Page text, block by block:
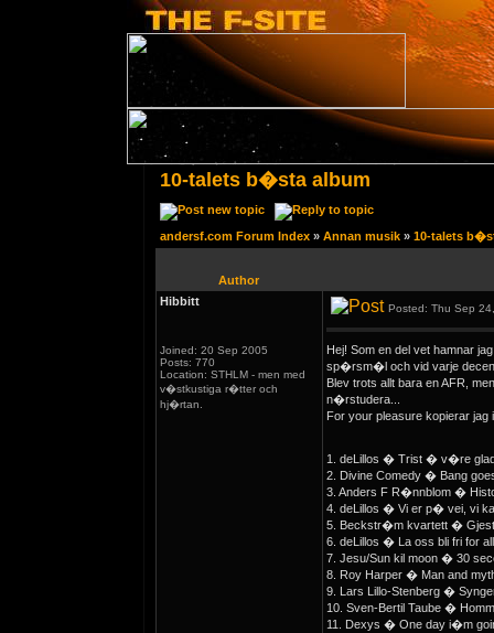
10-talets b�sta album
andersf.com Forum Index» Annan musik» 10-talets
Author
Hibbitt
Joined: 20 Sep 2005
Posts: 770
Location: STHLM - men med
v�stkustiga r�tter och
hj�rtan.
Posted: Thu Sep
Hej! Som en del vet hamnar
sp�rsm�l och vid varje
Blev trots allt bara en AFR,
n�rstudera...
For your pleasure kopierar
1. deLillos � Trist � v�re
2. Divine Comedy � Bang
3. Anders F R�nnblom �
4. deLillos � Vi er p� vei, vi
5. Beckstr�m kvartett � Gjest
6. deLillos � La oss bli fri for
7. Jesu/Sun kil moon � 30
8. Roy Harper � Man and
9. Lars Lillo-Stenberg �
10. Sven-Bertil Taube �
11. Dexys � One day i�m